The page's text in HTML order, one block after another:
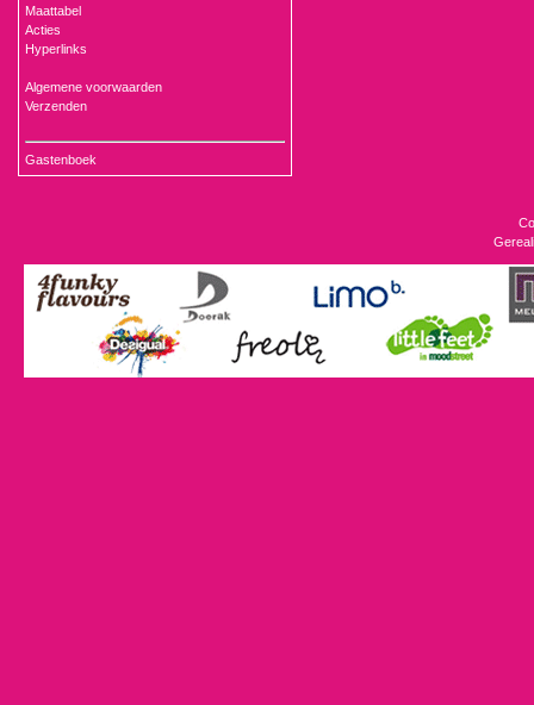
Maattabel
Acties
Hyperlinks
Algemene voorwaarden
Verzenden
Gastenboek